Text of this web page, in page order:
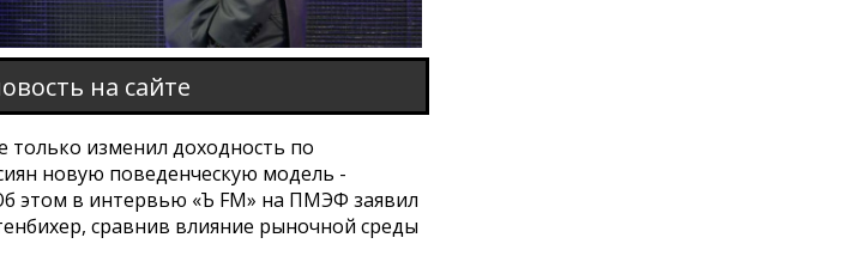
на сайте
только изменил доходность по
новую поведенческую модель -
этом в интервью «Ъ FM» на ПМЭФ заявил
сравнив влияние рыночной среды